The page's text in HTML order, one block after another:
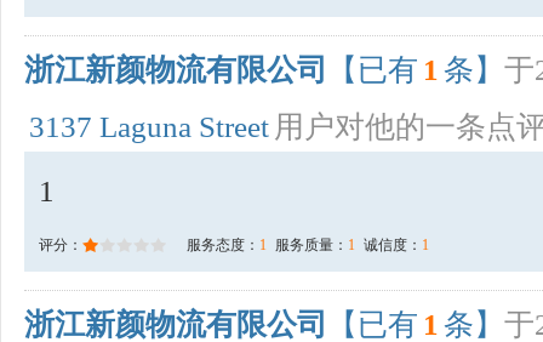
浙江新颜物流有限公司 【已有 1 条】 于
3137 Laguna Street 用户对他的一条点
1
评分： 服务态度： 1 服务质量： 1 诚信度： 1
浙江新颜物流有限公司 【已有 1 条】 于